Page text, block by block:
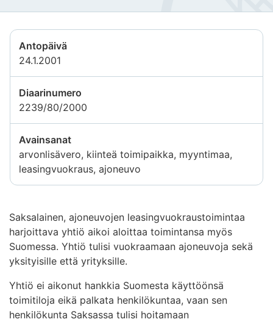
Antopäivä
24.1.2001
Diaarinumero
2239/80/2000
Avainsanat
arvonlisävero, kiinteä toimipaikka, myyntimaa,
leasingvuokraus, ajoneuvo
Saksalainen, ajoneuvojen leasingvuokraustoimintaa
harjoittava yhtiö aikoi aloittaa toimintansa myös
Suomessa. Yhtiö tulisi vuokraamaan ajoneuvoja sekä
yksityisille että yrityksille.
Yhtiö ei aikonut hankkia Suomesta käyttöönsä
toimitiloja eikä palkata henkilökuntaa, vaan sen
henkilökunta Saksassa tulisi hoitamaan